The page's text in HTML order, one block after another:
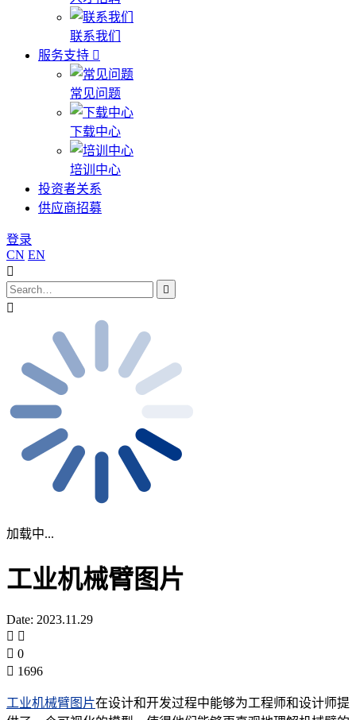
联系我们
服务支持
常见问题
下载中心
培训中心
投资者关系
供应商招募
登录
CN EN
加载中...
工业机械臂图片
Date: 2023.11.29
0
1696
工业机械臂图片在设计和开发过程中能够为工程师和设计师提